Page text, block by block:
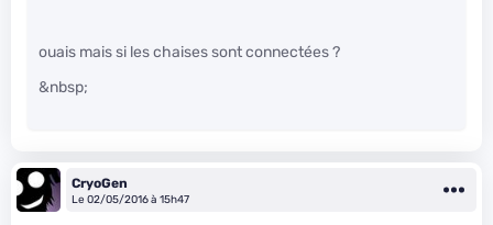
ouais mais si les chaises sont connectées ?
&nbsp;
CryoGen
Le 02/05/2016 à 15h47